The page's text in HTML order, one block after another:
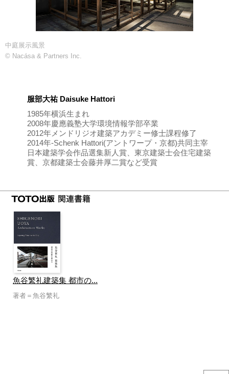
中庭展示風景
© Nacása & Partners Inc.
服部大祐 Daisuke Hattori
1985年横浜生まれ
2008年慶應義塾大学環境情報学部卒業
2012年メンドリジオ建築アカデミー修士課程修了
2014年-Schenk Hattori(アントワープ・京都)共同主宰
日本建築学会作品選集新人賞、東京建築士会住宅建築
賞、京都建築士会藤井厚二賞など受賞
魚谷繁礼建築集 都市の...
著者＝魚谷繁礼